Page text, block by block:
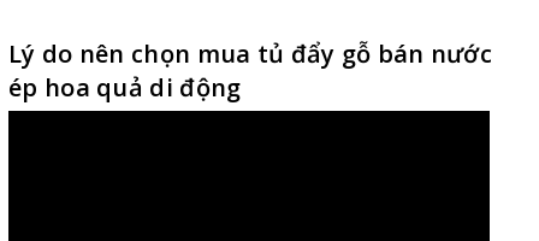
Lý do nên chọn mua tủ đẩy gỗ bán nước
ép hoa quả di động